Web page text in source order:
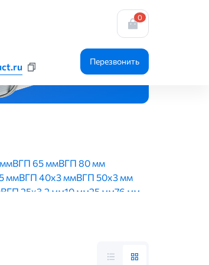
0
Перезвонить
ВГП 65 ммВГП 80 мм
ммВГП 40х3 ммВГП 50х3 мм
ВГП 25х3,2 мм10 мм25 мм76 мм